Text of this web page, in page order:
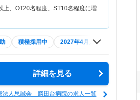
、OT20名程度、ST10名程度に増
積極採用中 2027年4月入職可
詳細を見る
法人思誠会 勝田台病院の求人一覧